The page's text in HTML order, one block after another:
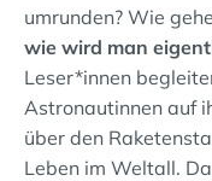
umrunden? Wie
wie wird man
Leser*innen
Astronautinnen auf
über den
Leben im Weltall.